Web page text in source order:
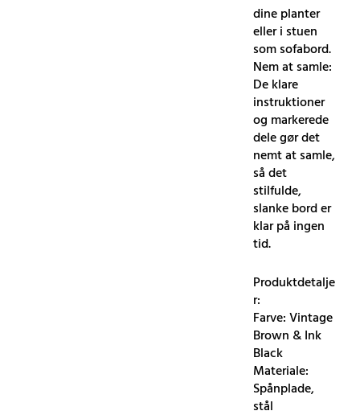
dine planter
eller i stuen
som sofabord.
Nem at samle:
De klare
instruktioner
og markerede
dele gør det
nemt at samle,
så det
stilfulde,
slanke bord er
klar på ingen
tid.
Produktdetalje
r:
Farve: Vintage
Brown & Ink
Black
Materiale:
Spånplade,
stål